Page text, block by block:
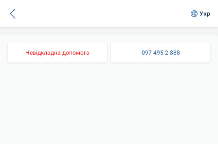
Укр
Невідкладна допомога 097 495 2 888